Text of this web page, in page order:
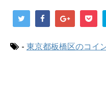
- 東京都板橋区のコイ